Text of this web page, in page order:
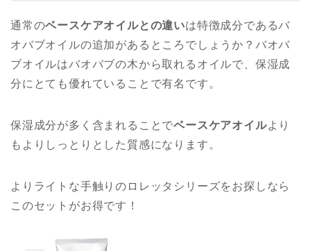
通常のベースケアオイルとの違いは特徴成分であるバ
オバブオイルの追加があるところでしょうか？バオバ
ブオイルはバオバブの木から取れるオイルで、保湿成
分にとても優れていることで有名です。
保湿成分が多く含まれることでベースケアオイルより
もよりしっとりとした質感になります。
よりライトな手触りのロレッタシリーズをお探しなら
このセットがお得です！